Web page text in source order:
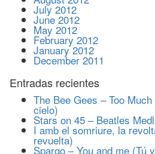
July 2012
June 2012
May 2012
February 2012
January 2012
December 2011
Entradas recientes
The Bee Gees – Too
cielo)
Stars on 45 – Beatles
I amb el somriure, la
revuelta)
Spargo – You and me (Tú